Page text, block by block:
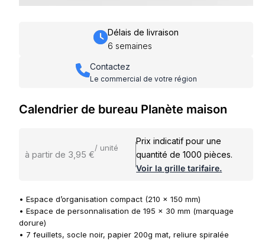
Délais de livraison
6 semaines
Contactez
Le commercial de votre région
Calendrier de bureau Planète maison
à partir de 3,95 €
/ unité
Prix indicatif pour une
quantité de 1000 pièces.
Voir la grille tarifaire.
• Espace d’organisation compact (210 x 150 mm)
• Espace de personnalisation de 195 x 30 mm (marquage
dorure)
• 7 feuillets, socle noir, papier 200g mat, reliure spiralée